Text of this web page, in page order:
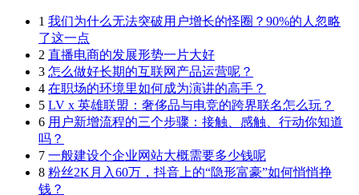
1 我们为什么无法突破用户增长的怪圈？90%的人忽略
了这一点
2 直播电商的发展形势一片大好
3 怎么做好长期的互联网产品运营呢？
4 在职场的环境里如何成为演讲的高手？
5 LV x 英雄联盟：奢侈品与电竞的跨界联名怎么玩？
6 用户新增流程的三个步骤：接触、感触、行动你知道
吗？
7 一般建设个企业网站大概需要多少钱呢
8 粉丝2K月入60万，抖音上的“隐形富豪”如何悄悄挣
钱？